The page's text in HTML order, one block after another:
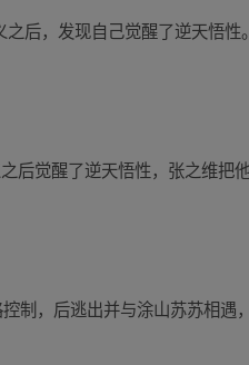
后，发现自己觉醒了逆天悟性
后觉醒了逆天悟性，张之维把
制，后逃出并与涂山苏苏相遇